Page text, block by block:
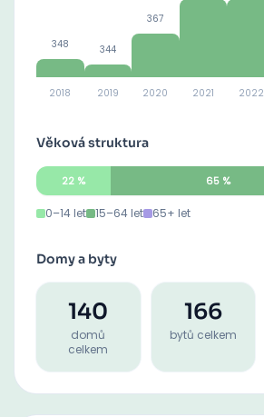
348
2018
344
2019
367
2020 2021 2022
Věková struktura
22 % 65 %
0–14 let 15–64 let 65+ let
Domy a byty
140
domů
celkem
166
bytů celkem